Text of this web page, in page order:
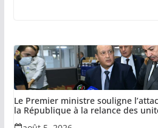
Le Premier ministre souligne
la République à la relance des
confisquées dans le cadre de la